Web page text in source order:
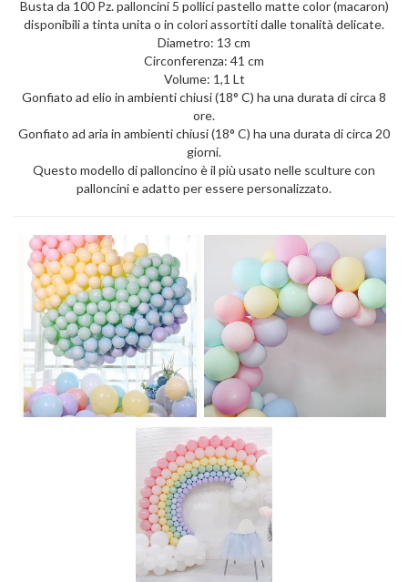
Busta da 100 Pz. palloncini 5 pollici pastello matte color (macaron)
disponibili a tinta unita o in colori assortiti dalle tonalità delicate.
Diametro: 13 cm
Circonferenza: 41 cm
Volume: 1,1 Lt
Gonfiato ad elio in ambienti chiusi (18° C) ha una durata di circa 8
ore.
Gonfiato ad aria in ambienti chiusi (18° C) ha una durata di circa 20
giorni.
Questo modello di palloncino è il più usato nelle sculture con
palloncini e adatto per essere personalizzato.